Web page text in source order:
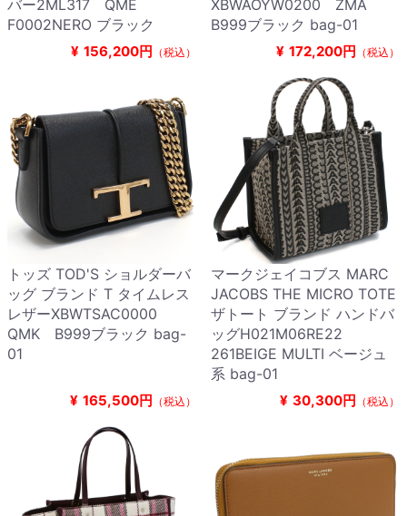
バー2ML317 QME
F0002NERO ブラック
¥ 156,200円 （税込）
XBWAOYW0200 ZMA
B999ブラック bag-01
¥ 172,200円 （税込）
トッズ TOD'S ショルダーバ
ッグ ブランド T タイムレス
レザーXBWTSAC0000
QMK B999ブラック bag-
01
¥ 165,500円 （税込）
マークジェイコブス MARC
JACOBS THE MICRO TOTE
ザトート ブランド ハンドバ
ッグH021M06RE22
261BEIGE MULTI ベージュ
系 bag-01
¥ 30,300円 （税込）